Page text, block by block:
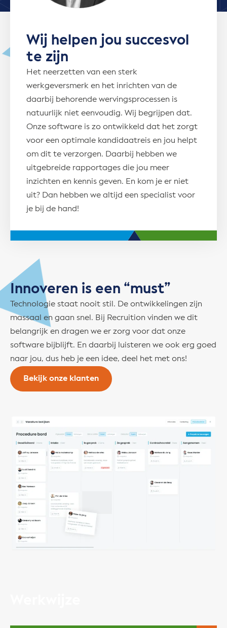
Wij helpen jou succesvol
te zijn
Het neerzetten van een sterk
werkgeversmerk en het inrichten van de
daarbij behorende wervingsprocessen is
natuurlijk niet eenvoudig. Wij begrijpen dat.
Onze software is zo ontwikkeld dat het zorgt
voor een optimale kandidaatreis en jou helpt
om dit te verzorgen. Daarbij hebben we
uitgebreide rapportages die jou meer
inzichten en kennis geven. En kom je er niet
uit? Dan hebben we altijd een specialist voor
je bij de hand!
Innoveren is een “must”
Technologie staat nooit stil. De ontwikkelingen zijn
massaal en gaan snel. Bij Recruition vinden we dit
belangrijk en dragen we er zorg voor dat onze
software bijblijft. En daarbij luisteren we ook erg goed
naar jou, dus heb je een idee, deel het met ons!
Bekijk onze klanten